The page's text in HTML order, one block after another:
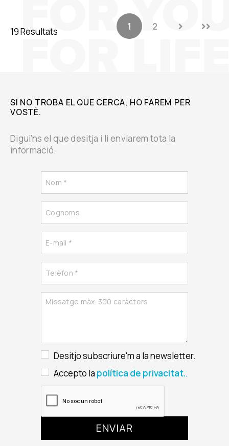
19 Resultats 1 2
SI NO TROBA EL QUE CERCA, HO FAREM PER
VOSTÈ.
Digui'ns el que desitja i li enviarem tota la
informació.
Desitjo subscriure'm a la newsletter.
Accepto la política de privacitat..